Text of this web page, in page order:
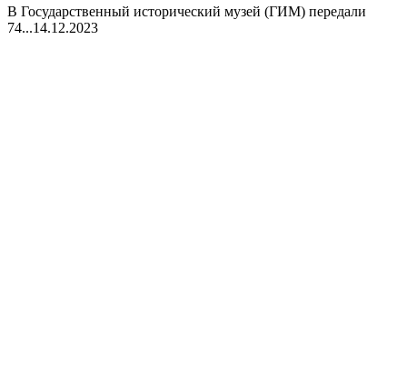
В Государственный исторический музей (ГИМ) передали
74...14.12.2023